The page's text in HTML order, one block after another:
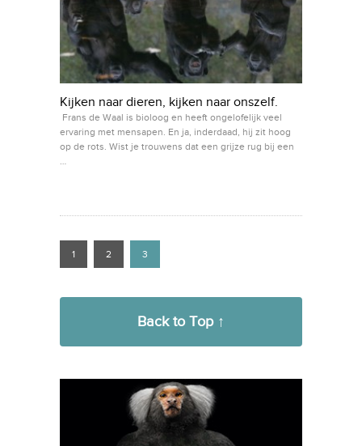
Kijken naar dieren, kijken naar onszelf.
Frans de Waal is bioloog en heeft ongelofelijk veel
ervaring met mensapen. En ja, inderdaad, hij zit hoog
op de rots. Wist je trouwens dat een grijze rug bij een
…
1 2 3
Back to Top ↑